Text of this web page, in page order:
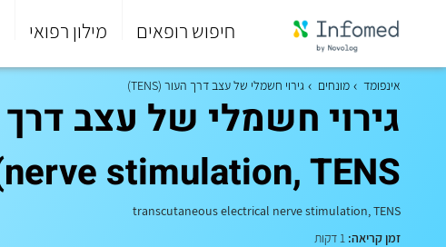
חיפוש רופאים מילון רפואי
סוף
התפריט
הראשי.
אינפומד מונחים גירוי חשמלי של עצב דרך העור (TENS)
nerve stimulation, TENS)
transcutaneous electrical nerve stimulation, TENS
זמן קריאה: